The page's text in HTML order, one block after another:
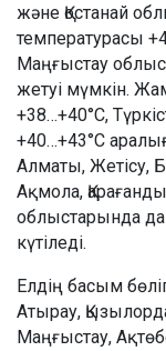
және Қостанай
температурасы
Маңғыстау
жетуі мүмкін.
+38…+40°C,
+40…+43°C
Алматы, Жетісу,
Ақмола,
облыстарында
күтіледі.
Елдің басым
Атырау,
Маңғыстау,